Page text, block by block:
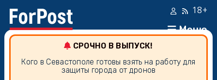
Меню
18+
СРОЧНО В ВЫПУСК!
Кого в Севастополе готовы взять на работу для
защиты города от дронов